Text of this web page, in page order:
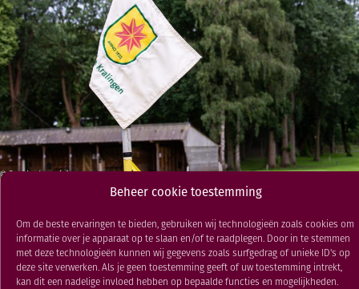
Beheer cookie toestemming
Om de beste ervaringen te bieden, gebruiken wij technologieën zoals cookies om
informatie over je apparaat op te slaan en/of te raadplegen. Door in te stemmen
met deze technologieën kunnen wij gegevens zoals surfgedrag of unieke ID's op
deze site verwerken. Als je geen toestemming geeft of uw toestemming intrekt,
kan dit een nadelige invloed hebben op bepaalde functies en mogelijkheden.
INLOGGEN LEDEN GCK
CONTACT
LIDMAATSCHAP EN HANDICAPREGISTRATIE
VERENIGING
PROGRAMMA
RESTAURANT
GOLFSCHOOL
GOLFBAAN
Herenmaandag
14 JUL 2020